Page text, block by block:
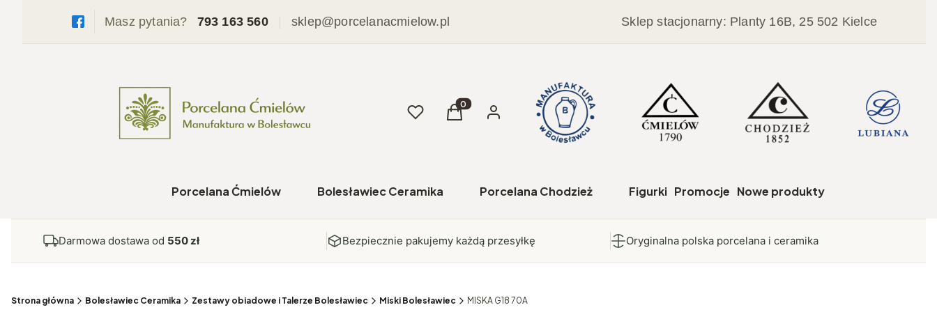
Masz pytania? 793 163 560 sklep@porcelanacmielow.pl Sklep stacjonarny: Planty 16B, 25 502 Kielce
UlubioneProdukty w koszyku: 0. Zobacz szczegóły
Koszyk Zaloguj się
Porcelana Ćmielów Bolesławiec Ceramika Porcelana Chodzież Figurki Promocje Nowe produkty
Darmowa dostawa od 550 zł Bezpiecznie pakujemy każdą przesyłkę Oryginalna polska porcelana i ceramika
Strona główna Bolesławiec Ceramika Zestawy obiadowe i Talerze Bolesławiec Miski Bolesławiec MISKA G18 70A